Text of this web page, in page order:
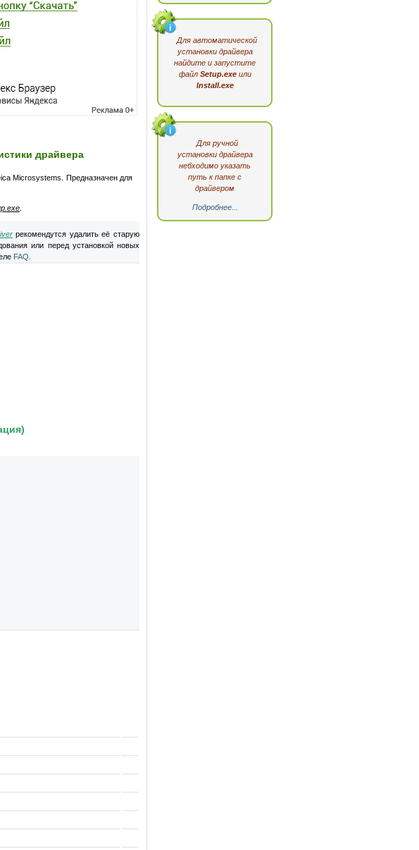
Для автоматической
установки драйвера
найдите и запустите
файл Setup.exeили
Install.exe
Для ручной
установки драйвера
небходимо указать
путь к папке с
драйвером
Подробнее...
драйвера
Microsystems. Предназначен для
рекомендутся удалить её старую
или перед установкой новых
FAQ.